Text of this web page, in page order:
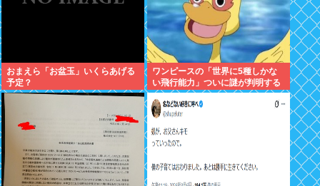
おまえら「お盆玉」いくらあげる
予定？
ワンピースの「世界に5種しかな
い飛行能力」ついに謎が判明する
www